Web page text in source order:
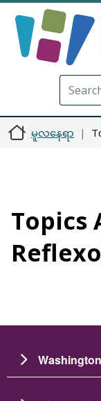
မူလနေရာ
Topics